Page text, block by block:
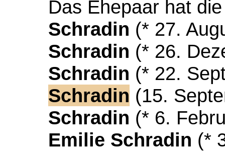
Das Ehepaar hat
Schradin (* 27.
Schradin (* 26.
Schradin (* 22.
Schradin (15.
Schradin (* 6.
Emilie Schradin (*